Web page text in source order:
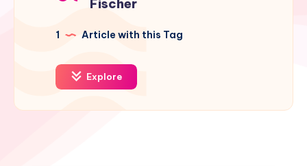
Fischer
1 Article with this Tag
Explore